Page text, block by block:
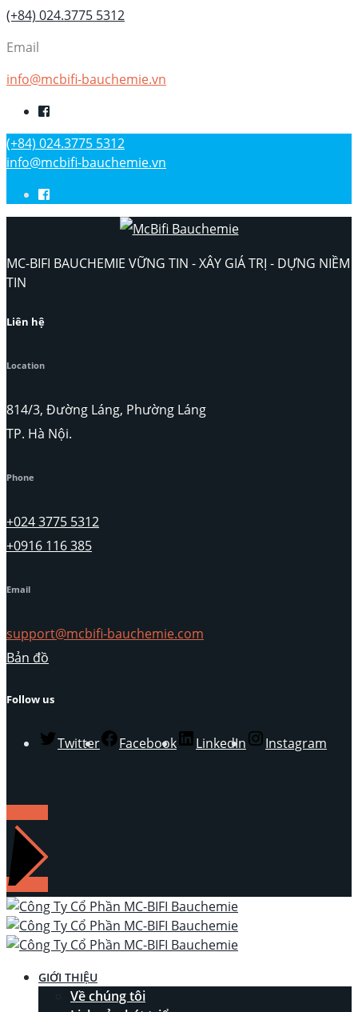
(+84) 024.3775 5312
Email
info@mcbifi-bauchemie.vn
(+84) 024.3775 5312
info@mcbifi-bauchemie.vn
MC-BIFI BAUCHEMIE VỮNG TIN - XÂY GIÁ TRỊ - DỰNG NIỀM
TIN
Liên hệ
Location
814/3, Đường Láng, Phường Láng
TP. Hà Nội.
Phone
+024 3775 5312
+0916 116 385
Email
support@mcbifi-bauchemie.com
Bản đồ
Follow us
Twitter Facebook LinkedIn Instagram
GIỚI THIỆU
Về chúng tôi